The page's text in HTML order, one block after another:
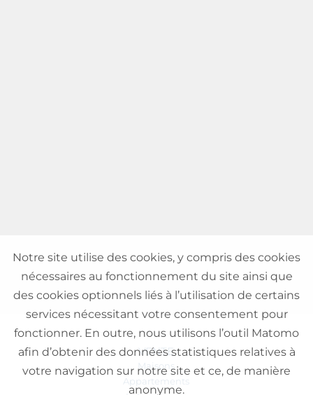
VENTE
Maisons
Appartements
Notre site utilise des cookies, y compris des cookies
nécessaires au fonctionnement du site ainsi que
des cookies optionnels liés à l’utilisation de certains
services nécessitant votre consentement pour
fonctionner. En outre, nous utilisons l’outil Matomo
afin d’obtenir des données statistiques relatives à
votre navigation sur notre site et ce, de manière
anonyme.